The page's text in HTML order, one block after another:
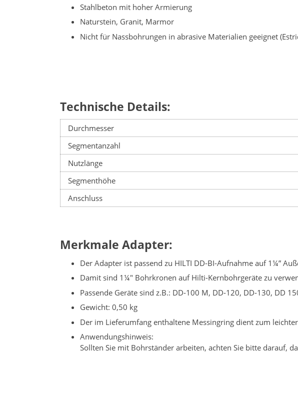
Stahlbeton mit hoher Armierung
Naturstein, Granit, Marmor
Nicht für Nassbohrungen in abrasive Materialien geeignet
Technische Details:
Durchmesser
Segmentanzahl
Nutzlänge
Segmenthöhe
Anschluss
Merkmale Adapter:
Der Adapter ist passend zu HILTI DD-BI-Aufnahme auf 1¼”
Damit sind 1¼" Bohrkronen auf Hilti-Kernbohrgeräte zu
Passende Geräte sind z.B.: DD-100 M, DD-120, DD-130, DD
Gewicht: 0,50 kg
Der im Lieferumfang enthaltene Messingring dient zum
Anwendungshinweis:
Sollten Sie mit Bohrständer arbeiten, achten Sie bitte darauf,